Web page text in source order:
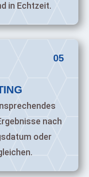
in Echtzeit.
05
nach
oder